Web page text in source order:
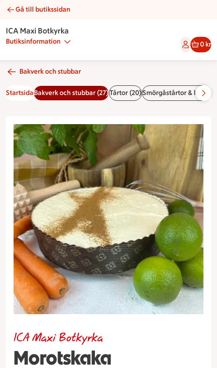
Morotskaka | Catering ICA Maxi Botkyrka
Gå till butikssidan
ICA Maxi Botkyrka
Butiksinformation 0 kr
Bakverk och stubbar
StartsidaBakverk och stubbar (27)Tårtor (20)Smörgåstårtor &
Morotskaka
ICA Maxi Botkyrka